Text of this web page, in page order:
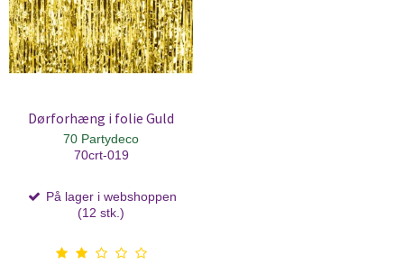
Dørforhæng i folie Guld
70 Partydeco
70crt-019
På lager i webshoppen
(12 stk.)